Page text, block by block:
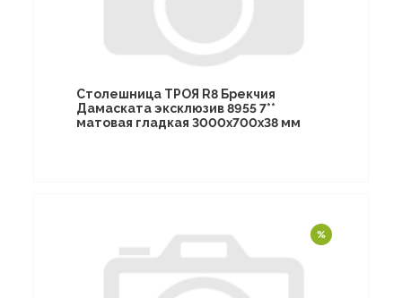
Столешница ТРОЯ R8 Брекчия
Дамаската эксклюзив 8955 7**
матовая гладкая 3000х700х38 мм